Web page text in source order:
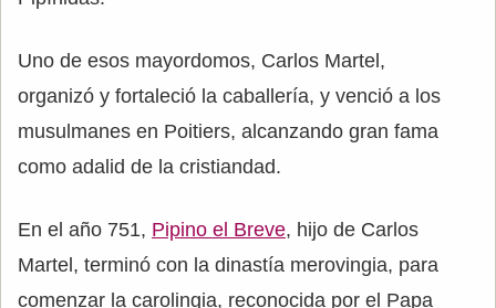
Uno de esos mayordomos, Carlos Martel,
organizó y fortaleció la caballería, y venció a los
musulmanes en Poitiers, alcanzando gran fama
como adalid de la cristiandad.
En el año 751, Pipino el Breve, hijo de Carlos
Martel, terminó con la dinastía merovingia, para
comenzar la carolingia, reconocida por el Papa